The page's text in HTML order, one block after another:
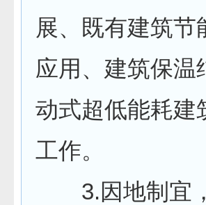
展、既有建筑
应用、建筑保温
动式超低能耗建
工作。
3.因地制宜，